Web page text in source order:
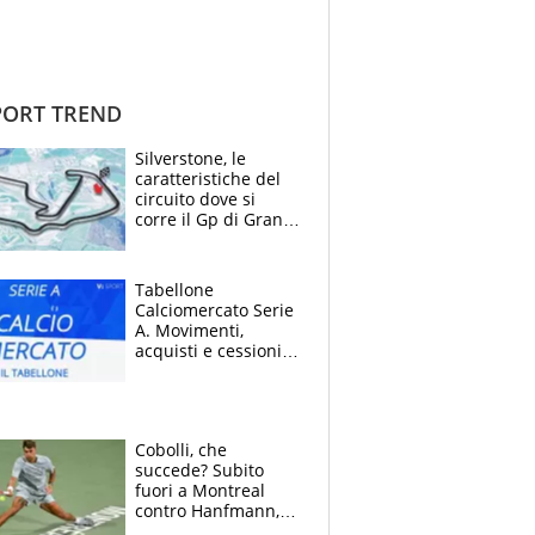
TREND
Silverstone, le
caratteristiche del
circuito dove si
corre il Gp di Gran
Tabellone
Calciomercato Serie
A. Movimenti,
acquisti e cessioni:
Cobolli, che
succede? Subito
fuori a Montreal
contro Hanfmann,